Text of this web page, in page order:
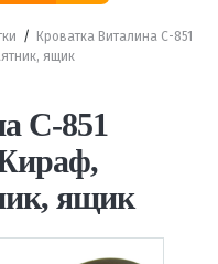
/
Кроватка Виталина С-851
ящик
С-851
ящик